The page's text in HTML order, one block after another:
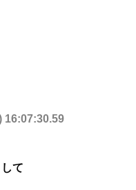
16:07:30.59
て